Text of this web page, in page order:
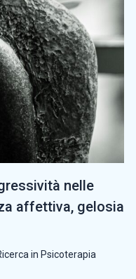
nelle
affettiva, gelosia
in Psicoterapia